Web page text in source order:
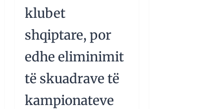
klubet
shqiptare, por
edhe eliminimit
të skuadrave të
kampionateve